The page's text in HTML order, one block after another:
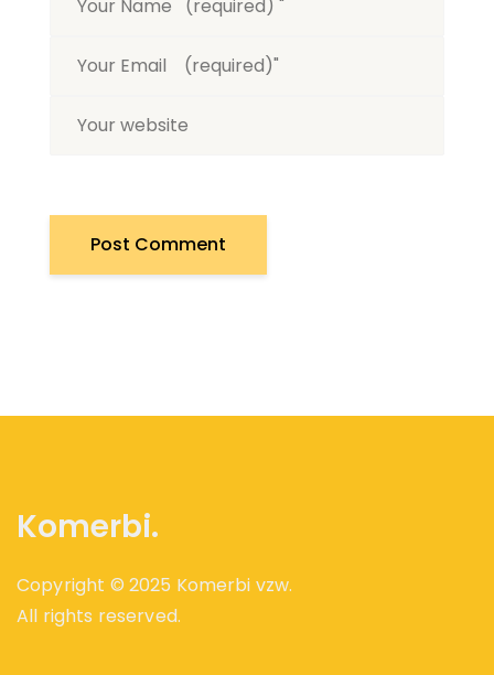
Komerbi.
Copyright © 2025 Komerbi vzw.
All rights reserved.